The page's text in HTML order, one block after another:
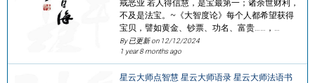
戒恶业 若人得信慧，是宝最第一；诸余世财利，
不及是法宝。~《大智度论》每个人都希望获得
宝贝，譬如黄金、钞票、功名、富贵……，…
By 已更新 on 12/12/2024
1 year 8 months ago
星云大师点智慧 星云大师语录 星云大师法语书